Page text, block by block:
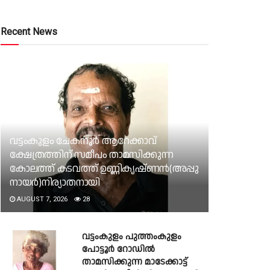
Recent News
വട്ടംകുളം ചേകനൂർ ആറേക്കാവ്
ക്ഷേത്രത്തിന് സമീപം താമസിക്കുന്ന
കോലത്ത് കടവത്ത് ഉണ്ണികൃഷ്ണൻ(അപ്പു
നായർ)നിര്യാതനായി
AUGUST 7, 2026 28
വട്ടംകുളം പുത്തംകുളം
പോട്ടൂർ റോഡിൽ
താമസിക്കുന്ന മാടേക്കാട്ട്